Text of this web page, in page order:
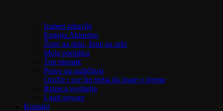
Izaberi zdravlje
Emisija Aktuelno
Žene na delu, žene na selu
Moja porodica
Top mozaik
Pravo na različitost
Oružje i sve što treba da znate o njemu
Riznica svetitelja
Ljudi govore
Kontakt